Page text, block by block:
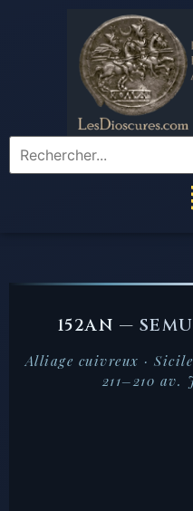
152AN —
Alliage cuivreux ·
211–210 av.